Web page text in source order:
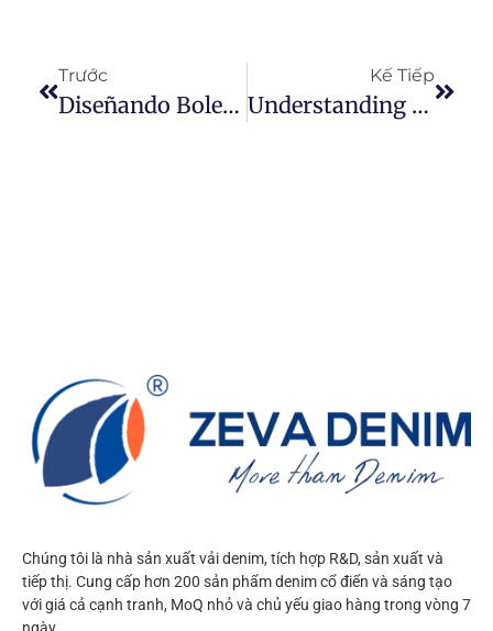
Trước
Diseñando Boleros De Tela Vaquera: Patrones Y Consejos Para Principiantes
Kế Tiếp
Understanding The Distinction Between Imitation Denim And Authentic Denim
Chúng tôi là nhà sản xuất vải denim, tích hợp R&D, sản xuất và
tiếp thị. Cung cấp hơn 200 sản phẩm denim cổ điển và sáng tạo
với giá cả cạnh tranh, MoQ nhỏ và chủ yếu giao hàng trong vòng 7
ngày.